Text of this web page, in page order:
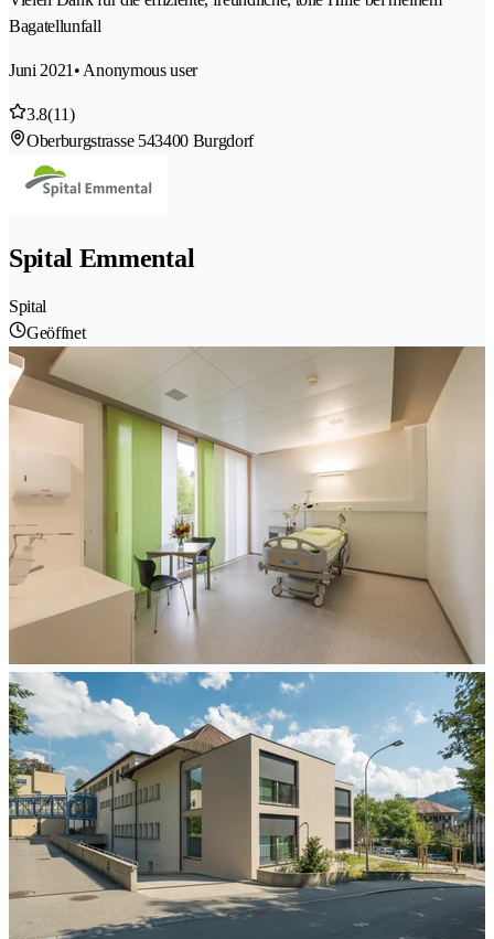
Bagatellunfall
Juni 2021 • Anonymous user
3.8(11)
Oberburgstrasse 543400 Burgdorf
Spital Emmental
Spital
Geöffnet